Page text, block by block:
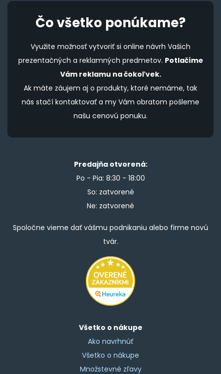
Čo všetko ponúkame?
Využite možnosť vytvoriť si online návrh Vašich
prezentačných a reklamných predmetov. Potlačíme
Vám reklamu na čokoľvek.
Ak máte záujem aj o produkty, ktoré nemáme, tak
nás stačí kontaktovať a my Vám obratom pošleme
našu cenovú ponuku.
Predajňa otvorená:
Po - Pia: 8:30 - 18:00
So: zatvorené
Ne: zatvorené
Spoločne vieme dať vášmu podnikaniu alebo firme novú
tvár.
Všetko o nákupe
Ako navrhnúť
Všetko o nákupe
Množstevné zľavy